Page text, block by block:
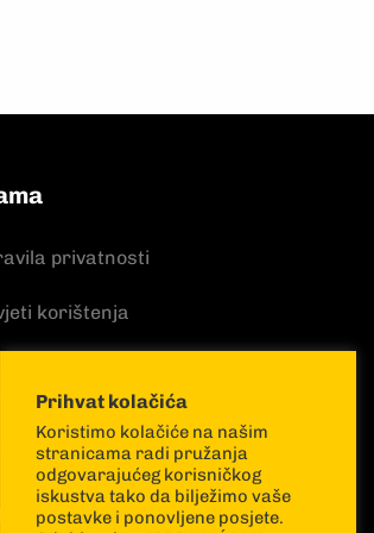
privatnosti
korištenja
o sigurnosti online
kolačića
pridržana
Prihvat kolačića
Koristimo kolačiće na našim
stranicama radi pružanja
odgovarajućeg korisničkog
iskustva tako da bilježimo vaše
postavke i ponovljene posjete.